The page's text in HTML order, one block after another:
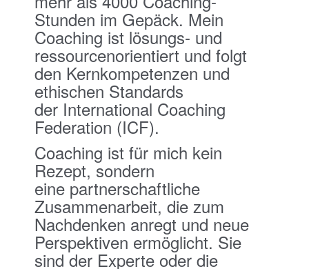
Stunden im Gepäck. Mein
Coaching ist lösungs- und
ressourcenorientiert und folgt
den Kernkompetenzen und
ethischen Standards
der International Coaching
Federation (ICF).
Coaching ist für mich kein
Rezept, sondern
eine partnerschaftliche
Zusammenarbeit, die zum
Nachdenken anregt und neue
Perspektiven ermöglicht. Sie
sind der Experte oder die